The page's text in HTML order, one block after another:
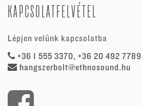
KAPCSOLATFELVÉTEL
Lépjen velünk kapcsolatba
+36 1 555 3370, +36 20 492 7789
hangszerbolt@ethnosound.hu